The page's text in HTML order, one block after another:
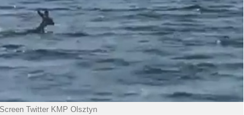
Screen Twitter KMP Olsztyn